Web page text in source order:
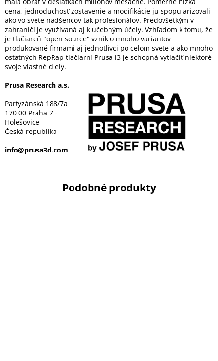
cena, jednoduchosť zostavenie a modifikácie ju spopularizovali
ako vo svete nadšencov tak profesionálov. Predovšetkým v
zahraničí je využívaná aj k učebným účely. Vzhľadom k tomu, že
je tlačiareň "open source" vzniklo mnoho variantov
produkované firmami aj jednotlivci po celom svete a ako mnoho
ostatných RepRap tlačiarní Prusa i3 je schopná vytlačiť niektoré
svoje vlastné diely.
Prusa Research a.s.
Partyzánská 188/7a
170 00 Praha 7 -
Holešovice
Česká republika
info@prusa3d.com